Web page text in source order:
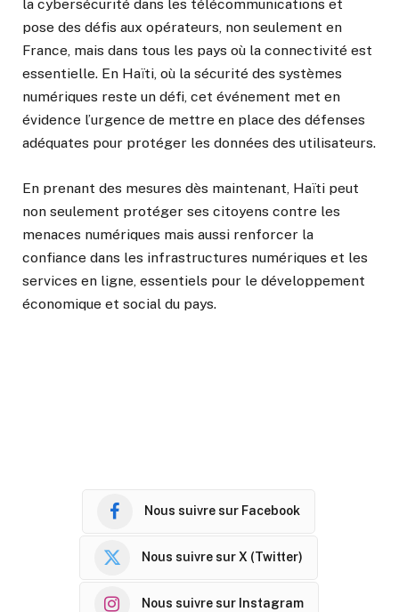
la cybersécurité dans les télécommunications et
pose des défis aux opérateurs, non seulement en
France, mais dans tous les pays où la connectivité est
essentielle. En Haïti, où la sécurité des systèmes
numériques reste un défi, cet événement met en
évidence l’urgence de mettre en place des défenses
adéquates pour protéger les données des utilisateurs.
En prenant des mesures dès maintenant, Haïti peut
non seulement protéger ses citoyens contre les
menaces numériques mais aussi renforcer la
confiance dans les infrastructures numériques et les
services en ligne, essentiels pour le développement
économique et social du pays.
Nous suivre sur Facebook
Nous suivre sur X (Twitter)
Nous suivre sur Instagram